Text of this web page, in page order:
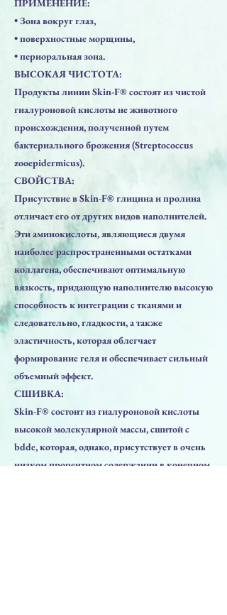
• Зонa вокруг глаз,
• поверхностные морщины,
• периоральная зона.
ВЫСОКАЯ ЧИСТОТА:
Продукты линии Skin-F® состоят из чистой
гиалуроновой кислоты не животного
происхождения, полученной путем
бактериального брожения (Streptococcus
zooepidermicus).
СВОЙСТВА:
Присутствие в Skin-F® глицина и пролина
отличает его от других видов наполнителей.
Эти аминокислоты, являющиеся двумя
наиболее распространенными остатками
коллагена, обеспечивают оптимальную
вязкость, придающую наполнителю высокую
способность к интеграции с тканями и
следовательно, гладкости, а также
эластичность, которая облегчает
формирование геля и обеспечивает сильный
объемный эффект.
СШИВКА:
Skin-F® состоит из гиалуроновой кислоты
высокой молекулярной массы, сшитой с
bdde, которая, однако, присутствует в очень
низком процентном содержании в конечном